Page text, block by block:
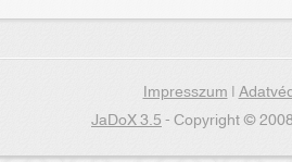
Impresszum|
JaDoX 3.5- Copyright ©